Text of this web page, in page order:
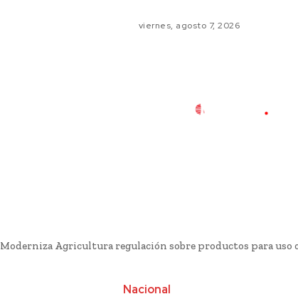
viernes, agosto 7, 2026
Moderniza Agricultura regulación sobre productos para uso
Nacional